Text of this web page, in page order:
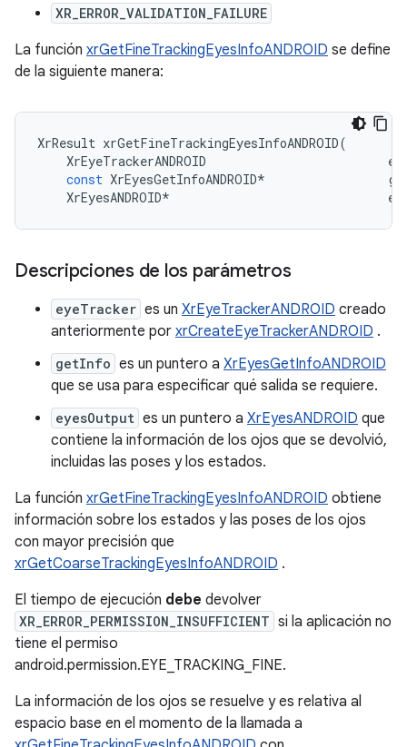
XR_ERROR_VALIDATION_FAILURE
La función xrGetFineTrackingEyesInfoANDROID se define
de la siguiente manera:
XrResult xrGetFineTrackingEyesInfoANDROID(
XrEyeTrackerANDROID
const XrEyesGetInfoANDROID*
XrEyesANDROID*
Descripciones de los parámetros
eyeTracker es un XrEyeTrackerANDROID creado
anteriormente por xrCreateEyeTrackerANDROID .
getInfo es un puntero a XrEyesGetInfoANDROID
que se usa para especificar qué salida se requiere.
eyesOutput es un puntero a XrEyesANDROID que
contiene la información de los ojos que se devolvió,
incluidas las poses y los estados.
La función xrGetFineTrackingEyesInfoANDROID obtiene
información sobre los estados y las poses de los ojos
con mayor precisión que
xrGetCoarseTrackingEyesInfoANDROID .
El tiempo de ejecución debe devolver
XR_ERROR_PERMISSION_INSUFFICIENT si la aplicación no
tiene el permiso
android.permission.EYE_TRACKING_FINE.
La información de los ojos se resuelve y es relativa al
espacio base en el momento de la llamada a